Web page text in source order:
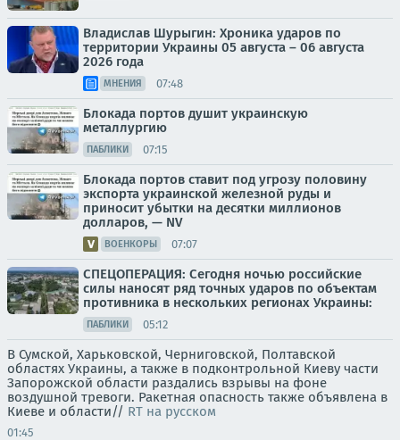
Владислав Шурыгин: Хроника ударов по
территории Украины 05 августа – 06 августа
2026 года
МНЕНИЯ 07:48
Блокада портов душит украинскую
металлургию
ПАБЛИКИ 07:15
Блокада портов ставит под угрозу половину
экспорта украинской железной руды и
приносит убытки на десятки миллионов
долларов, — NV
ВОЕНКОРЫ 07:07
СПЕЦОПЕРАЦИЯ: Сегодня ночью российские
силы наносят ряд точных ударов по объектам
противника в нескольких регионах Украины:
ПАБЛИКИ 05:12
В Сумской, Харьковской, Черниговской, Полтавской
областях Украины, а также в подконтрольной Киеву части
Запорожской области раздались взрывы на фоне
воздушной тревоги. Ракетная опасность также объявлена в
Киеве и области// RT на русском
01:45